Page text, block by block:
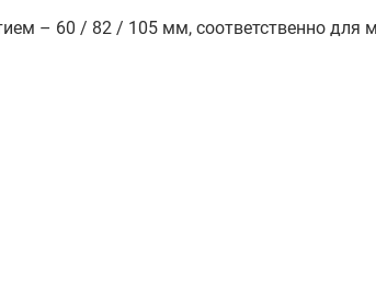
– 60 / 82 / 105 мм, соответственно для